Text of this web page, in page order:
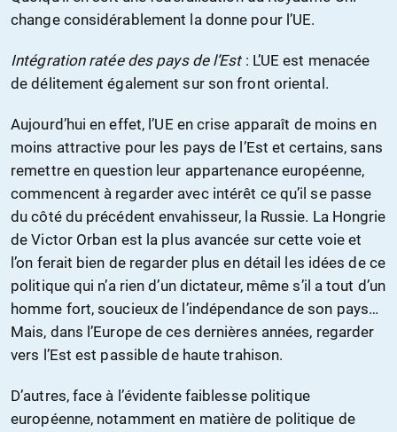
change considérablement la donne pour l’UE.
Intégration ratée des pays de l’Est: L’UE est menacée
de délitement également sur son front oriental.
Aujourd’hui en effet, l’UE en crise apparaît de moins en
moins attractive pour les pays de l’Est et certains, sans
remettre en question leur appartenance européenne,
commencent à regarder avec intérêt ce qu’il se passe
du côté du précédent envahisseur, la Russie. La Hongrie
de Victor Orban est la plus avancée sur cette voie et
l’on ferait bien de regarder plus en détail les idées de ce
politique qui n’a rien d’un dictateur, même s’il a tout d’un
homme fort, soucieux de l’indépendance de son pays…
Mais, dans l’Europe de ces dernières années, regarder
vers l’Est est passible de haute trahison.
D’autres, face à l’évidente faiblesse politique
européenne, notamment en matière de politique de